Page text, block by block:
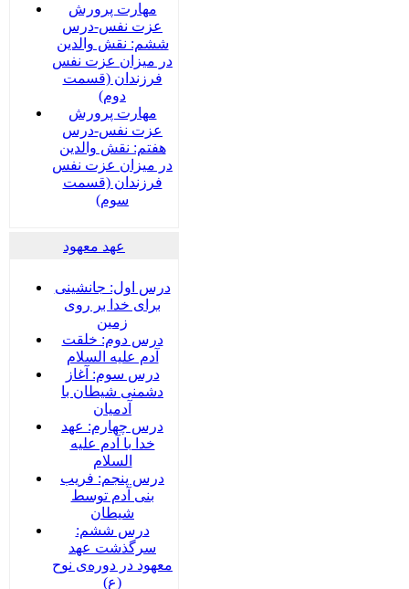
مهارت پرورش
عزت نفس-درس
ششم: نقش والدین
در میزان عزت نفس
فرزندان (قسمت
دوم)
مهارت پرورش
عزت نفس-درس
هفتم: نقش والدین
در میزان عزت نفس
فرزندان (قسمت
سوم)
عهد معهود
درس اول: جانشینی
برای خدا بر روی
زمین
درس دوم: خلقت
آدم علیه السلام
درس سوم: آغاز
دشمنی شیطان با
آدمیان
درس چهارم: عهد
خدا با آدم علیه
السلام
درس پنجم: فریب
بنی آدم توسط
شیطان
درس ششم:
سرگذشت عهد
معهود در دوره‌‌ی نوح
(ع)